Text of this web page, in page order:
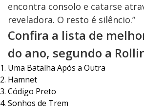
encontra consolo e catarse
reveladora. O resto é silêncio.”
Confira a lista de
do ano, segundo a
Uma Batalha Após a Outra
Hamnet
Código Preto
Sonhos de Trem